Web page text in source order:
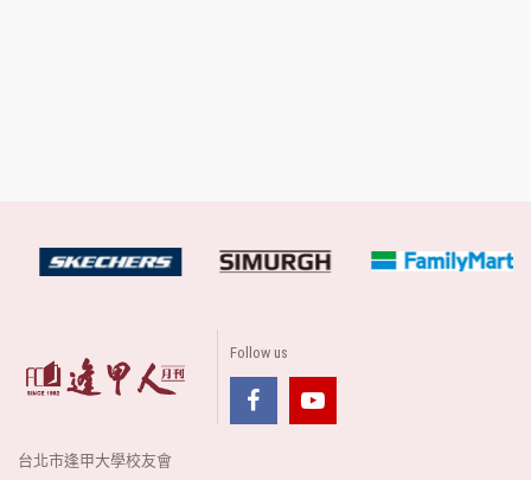
Follow us
台北市逢甲大學校友會